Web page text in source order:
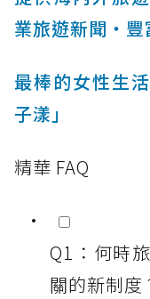
業旅遊新聞‧豐
最棒的女性生
子漾」
精華 FAQ
Q1：何時
關的新制度